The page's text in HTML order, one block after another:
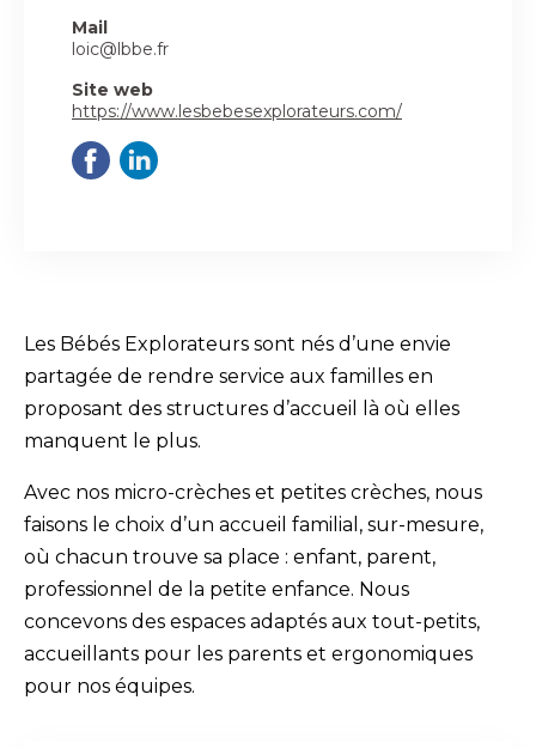
Mail
loic@lbbe.fr
Site web
https://www.lesbebesexplorateurs.com/
Les Bébés Explorateurs sont nés d’une envie
partagée de rendre service aux familles en
proposant des structures d’accueil là où elles
manquent le plus.
Avec nos micro-crèches et petites crèches, nous
faisons le choix d’un accueil familial, sur-mesure,
où chacun trouve sa place : enfant, parent,
professionnel de la petite enfance. Nous
concevons des espaces adaptés aux tout-petits,
accueillants pour les parents et ergonomiques
pour nos équipes.